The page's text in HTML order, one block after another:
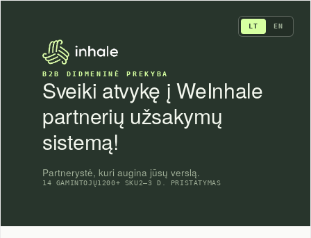
LT EN
B2B DIDMENINĖ PREKYBA
Sveiki atvykę į WeInhale
partnerių užsakymų
sistemą!
Partnerystė, kuri augina jūsų verslą.
14 GAMINTOJŲ1200+ SKU2–3 D. PRISTATYMAS